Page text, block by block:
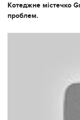
Котеджне містечко
проблем.